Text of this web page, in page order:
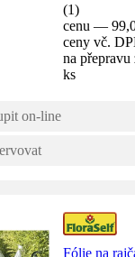
(1)
cenu —
ceny vč.
na přepravu
ks
on-line
Fólie na